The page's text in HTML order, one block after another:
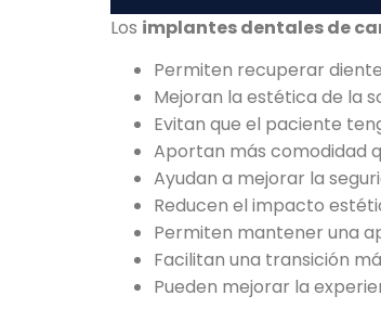
Los implantes dentales de
Permiten recuperar
Mejoran la estética de la
Evitan que el paciente
Aportan más comodidad
Ayudan a mejorar la
Reducen el impacto
Permiten mantener una
Facilitan una transición
Pueden mejorar la